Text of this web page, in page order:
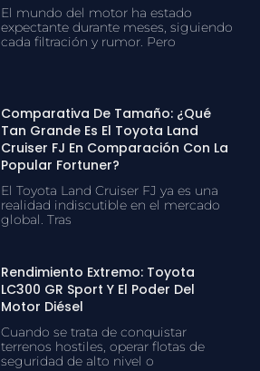
El mundo del motor ha estado
expectante durante meses, siguiendo
cada filtración y rumor. Pero
Comparativa De Tamaño: ¿Qué
Tan Grande Es El Toyota Land
Cruiser FJ En Comparación Con La
Popular Fortuner?
El Toyota Land Cruiser FJ ya es una
realidad indiscutible en el mercado
global. Tras
Rendimiento Extremo: Toyota
LC300 GR Sport Y El Poder Del
Motor Diésel
Cuando se trata de conquistar
terrenos hostiles, operar flotas de
seguridad de alto nivel o